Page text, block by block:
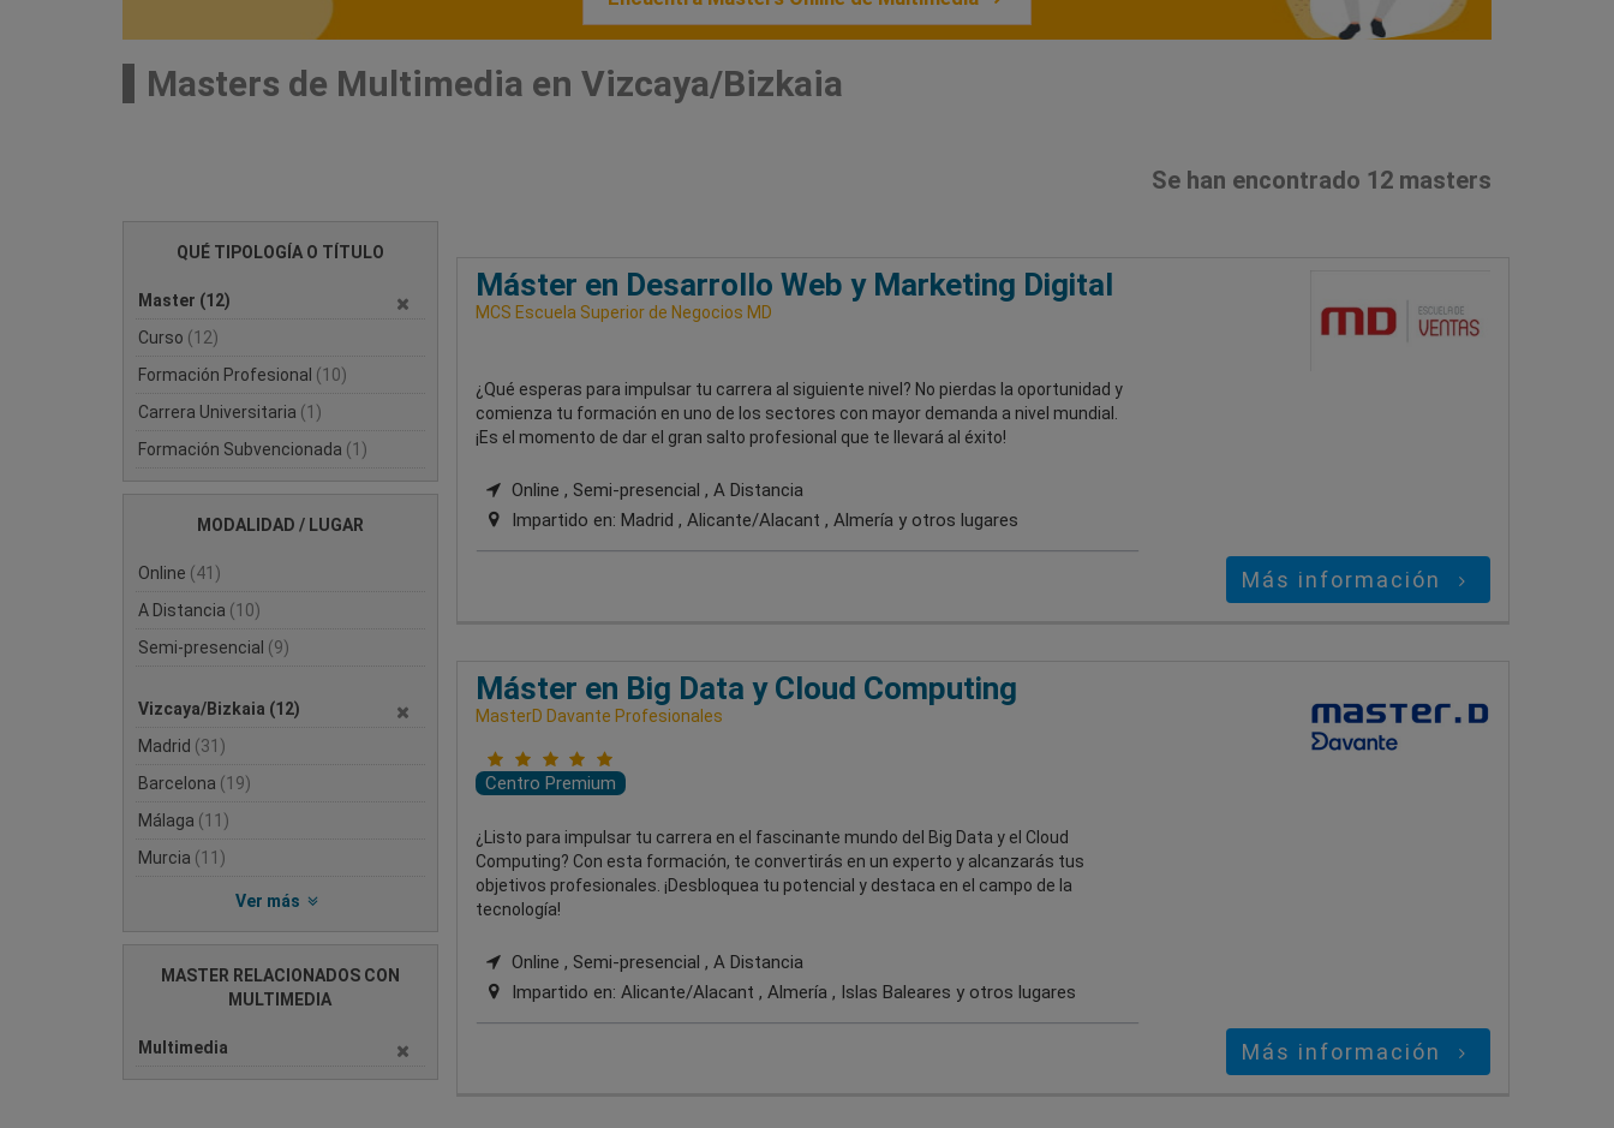
Masters de Multimedia en Vizcaya/Bizkaia
Se han encontrado 12 masters
QUÉ TIPOLOGÍA O TÍTULO
Master (12)
Curso (12)
Formación Profesional (10)
Carrera Universitaria (1)
Formación Subvencionada (1)
MODALIDAD / LUGAR
Online (41)
A Distancia (10)
Semi-presencial (9)
Vizcaya/Bizkaia (12)
Madrid (31)
Barcelona (19)
Málaga (11)
Murcia (11)
Ver más
MASTER RELACIONADOS CON
MULTIMEDIA
Multimedia
Máster en Desarrollo Web y Marketing Digital
MCS Escuela Superior de Negocios MD
¿Qué esperas para impulsar tu carrera al siguiente nivel? No pierdas la oportunidad y
comienza tu formación en uno de los sectores con mayor demanda a nivel mundial.
¡Es el momento de dar el gran salto profesional que te llevará al éxito!
Online , Semi-presencial , A Distancia
Impartido en: Madrid , Alicante/Alacant , Almería y otros lugares
Más información
Máster en Big Data y Cloud Computing
MasterD Davante Profesionales
Centro Premium
¿Listo para impulsar tu carrera en el fascinante mundo del Big Data y el Cloud
Computing? Con esta formación, te convertirás en un experto y alcanzarás tus
objetivos profesionales. ¡Desbloquea tu potencial y destaca en el campo de la
tecnología!
Online , Semi-presencial , A Distancia
Impartido en: Alicante/Alacant , Almería , Islas Baleares y otros lugares
Más información